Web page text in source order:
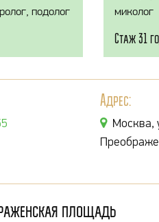
подолог
миколог
Стаж 31
Адрес:
Москва,
площадь